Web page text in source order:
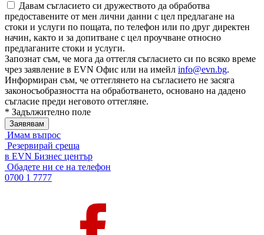
Давам съгласието си дружеството да обработва
предоставените от мен лични данни с цел предлагане на
стоки и услуги по пощата, по телефон или по друг директен
начин, както и за допитване с цел проучване относно
предлаганите стоки и услуги.
Запознат съм, че мога да оттегля съгласието си по всяко време
чрез заявление в EVN Офис или на имейл info@evn.bg.
Информиран съм, че оттеглянето на съгласието не засяга
законосъобразността на обработването, основано на дадено
съгласие преди неговото оттегляне.
* Задължително поле
Имам въпрос
Резервирай среща
в EVN Бизнес център
Обадете ни се на телефон
0700 1 7777